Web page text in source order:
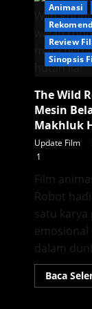
Animasi
Review
Sinopsis
The Wild
Mesin
Makhluk
Update Film
1
Film
Robot
satu karya
dalam
Baca